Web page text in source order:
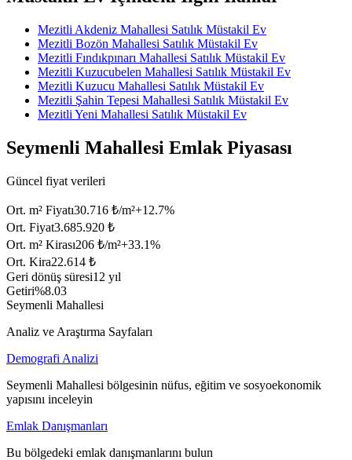
Mezitli Akdeniz Mahallesi Satılık Müstakil Ev
Mezitli Bozön Mahallesi Satılık Müstakil Ev
Mezitli Fındıkpınarı Mahallesi Satılık Müstakil Ev
Mezitli Kuzucubelen Mahallesi Satılık Müstakil Ev
Mezitli Kuzucu Mahallesi Satılık Müstakil Ev
Mezitli Şahin Tepesi Mahallesi Satılık Müstakil Ev
Mezitli Yeni Mahallesi Satılık Müstakil Ev
Seymenli Mahallesi Emlak Piyasası
Güncel fiyat verileri
Ort. m² Fiyatı30.716 ₺/m²+12.7%
Ort. Fiyat3.685.920 ₺
Ort. m² Kirası206 ₺/m²+33.1%
Ort. Kira22.614 ₺
Geri dönüş süresi12 yıl
Getiri%8.03
Seymenli Mahallesi
Analiz ve Araştırma Sayfaları
Demografi Analizi
Seymenli Mahallesi bölgesinin nüfus, eğitim ve sosyoekonomik
yapısını inceleyin
Emlak Danışmanları
Bu bölgedeki emlak danışmanlarını bulun